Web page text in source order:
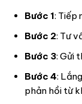
Bước 1: Tiếp
Bước 2: Tư
Bước 3: Gửi
Bước 4:
phản hồi từ